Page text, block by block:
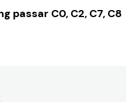
passar C0, C2, C7, C8